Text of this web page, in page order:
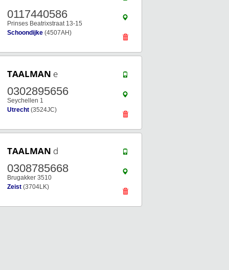
0117440586
Prinses Beatrixstraat 13-15
Schoondijke (4507AH)
TAALMAN e
0302895656
Seychellen 1
Utrecht (3524JC)
TAALMAN d
0308785668
Brugakker 3510
Zeist (3704LK)